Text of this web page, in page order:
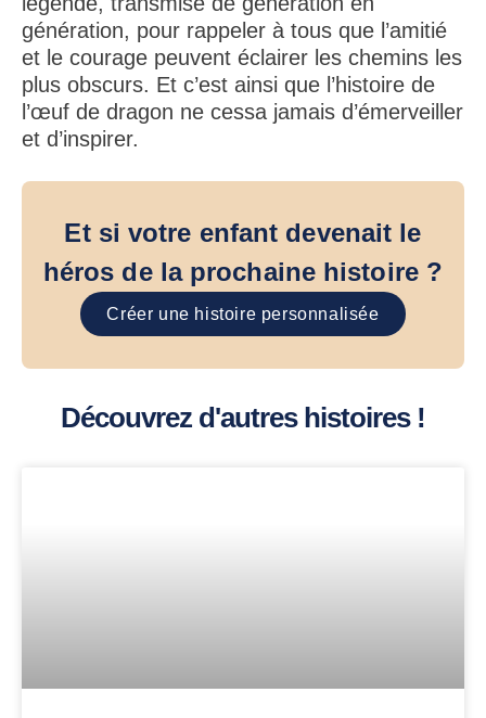
génération, pour rappeler à tous que l’amitié
et le courage peuvent éclairer les chemins les
plus obscurs. Et c’est ainsi que l’histoire de
l’œuf de dragon ne cessa jamais d’émerveiller
et d’inspirer.
Et si votre enfant devenait le
héros de la prochaine histoire ?
Créer une histoire personnalisée
Découvrez d'autres histoires !